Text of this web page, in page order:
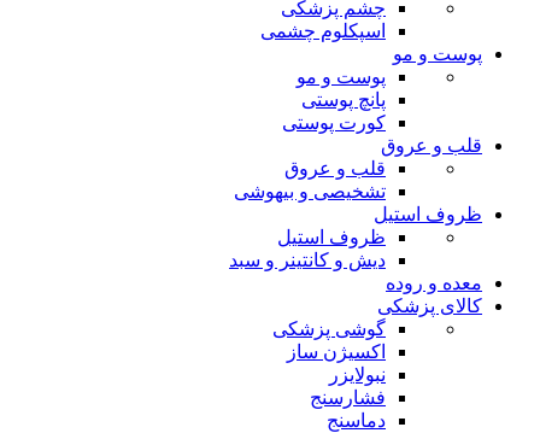
چشم پزشکی
اسپکلوم چشمی
پوست و مو
پوست و مو
پانچ پوستی
کورت پوستی
قلب و عروق
قلب و عروق
تشخیصی و بیهوشی
ظروف استیل
ظروف استیل
دیش و کانتینر و سبد
معده و روده
کالای پزشکی
گوشی پزشکی
اکسیژن ساز
نبولایزر
فشارسنج
دماسنج